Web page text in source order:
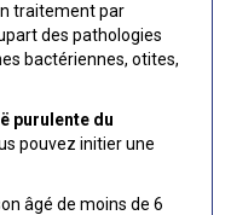
traitement par
des pathologies
bactériennes, otites,
purulente du
pouvez initier une
âgé de moins de 6